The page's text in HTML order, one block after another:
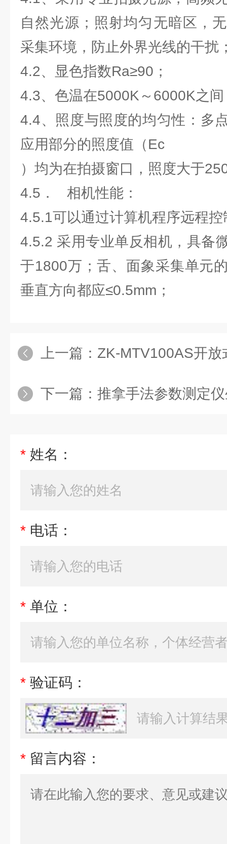
自然光源；照射均匀无暗区，
采集环境，防止外界光线的干扰
4.2、显色指数Ra≥90；
4.3、色温在5000K～6000K之间
4.4、照度与照度的均匀性：多
应用部分的照度值（Ec
）均为在拍摄窗口，照度大于
4.5． 相机性能：
4.5.1可以通过计算机程序远程
4.5.2 采用专业单反相机，具备
于1800万；舌、面象采集单元
垂直方向都应≤0.5mm；
上一篇： ZK-MTV100AS开放式中
下一篇： 推拿手法参数测定
* 姓名：
* 电话：
* 单位：
* 验证码：
* 留言内容：